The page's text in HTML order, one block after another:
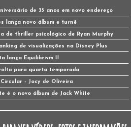
de 35 anos em novo endereço
lança novo álbum e turnê
de thriller psicológico de Ryan Murphy
de visualizações na Disney Plus
lança Equilibrivm II
para quarta temporada
– Jocy de Oliveira
é o novo álbum de Jack White